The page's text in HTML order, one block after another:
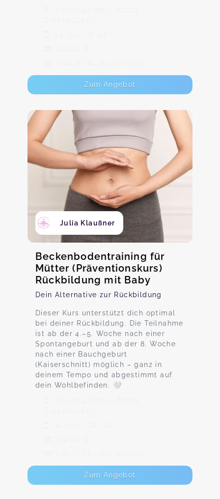
Kändelgasse 4, 67229
Großkarlbach
15. Jul - 2. Sep
139,00 €
Max. 8 TeilnehmerInnen
Zum Angebot
Julia Klaußner
Beckenbodentraining für
Mütter (Präventionskurs)
Rückbildung mit Baby
Dein Alternative zur Rückbildung
Dieser Kurs unterstützt dich optimal
bei deiner Rückbildung. Die Teilnahme
ist ab der 4.–5. Woche nach einer
Spontangeburt und ab der 8. Woche
nach einer Bauchgeburt
(Kaiserschnitt) möglich – ganz in
deinem Tempo und abgestimmt auf
dein Wohlbefinden. 🤍
Kändelgasse 4, 67229
Großkarlbach
9. Sep - 28. Okt
139,00 €
Max. 7 TeilnehmerInnen
Zum Angebot